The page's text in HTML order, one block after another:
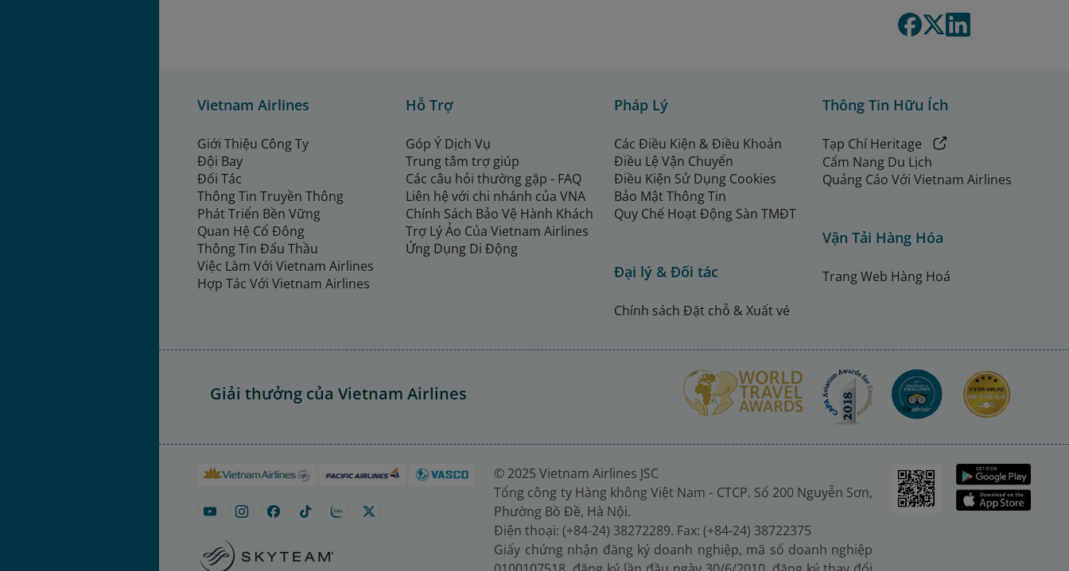
Vietnam Airlines
Giới Thiệu Công Ty
Đội Bay
Đối Tác
Thông Tin Truyền Thông
Phát Triển Bền Vững
Quan Hệ Cổ Đông
Thông Tin Đấu Thầu
Việc Làm Với Vietnam Airlines
Hợp Tác Với Vietnam Airlines
Hỗ Trợ
Góp Ý Dịch Vụ
Trung tâm trợ giúp
Các câu hỏi thường gặp - FAQ
Liên hệ với chi nhánh của VNA
Chính Sách Bảo Vệ Hành Khách
Trợ Lý Ảo Của Vietnam Airlines
Ứng Dụng Di Động
Pháp Lý
Các Điều Kiện & Điều Khoản
Điều Lệ Vận Chuyển
Điều Kiện Sử Dụng Cookies
Bảo Mật Thông Tin
Quy Chế Hoạt Động Sàn TMĐT
Đại lý & Đối tác
Chính sách Đặt chỗ & Xuất vé
Thông Tin Hữu Ích
Tạp Chí Heritage
Cẩm Nang Du Lịch
Quảng Cáo Với Vietnam Airlines
Vận Tải Hàng Hóa
Trang Web Hàng Hoá
Giải thưởng của Vietnam Airlines
© 2025 Vietnam Airlines JSC
Tổng công ty Hàng không Việt Nam - CTCP. Số 200 Nguyễn Sơn,
Phường Bồ Đề, Hà Nội.
Điện thoại: (+84-24) 38272289. Fax: (+84-24) 38722375
Giấy chứng nhận đăng ký doanh nghiệp, mã số doanh nghiệp